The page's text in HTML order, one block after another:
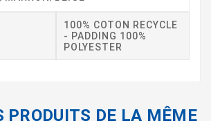
100% COTON RECYCLE
- PADDING 100%
POLYESTER
PRODUITS DE LA MÊME